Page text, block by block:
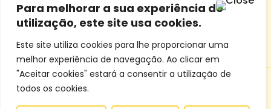
Para melhorar a sua experiência de
utilização, este site usa cookies.
Este site utiliza cookies para lhe proporcionar uma
melhor experiência de navegação. Ao clicar em
"Aceitar cookies" estará a consentir a utilização de
todos os cookies.
© SCMLamego | Desenvolvido por